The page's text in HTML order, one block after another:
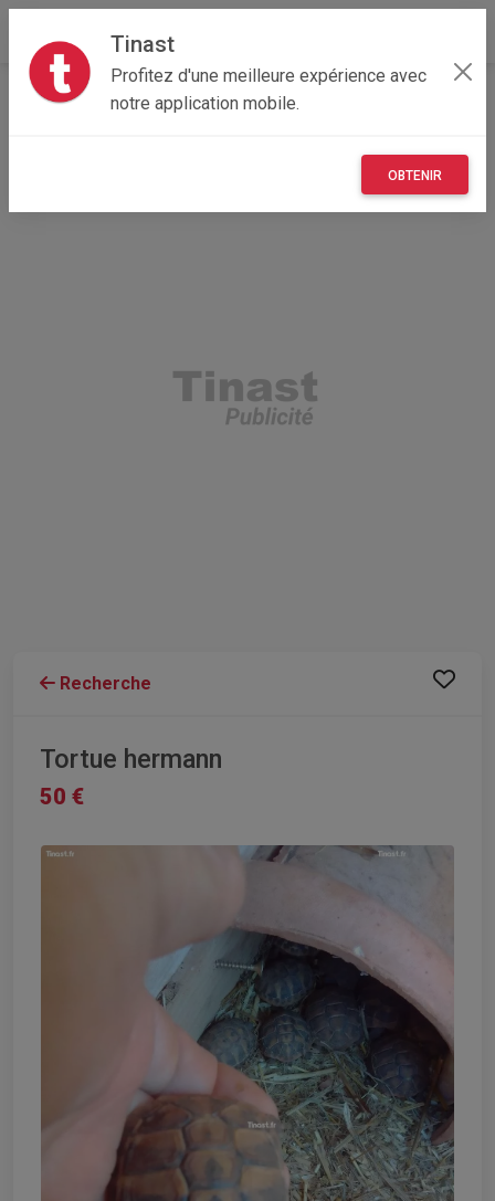
Tinast
Profitez d'une meilleure expérience avec
notre application mobile.
OBTENIR
Accueil Loisirs Occitanie
34 - Hérault
Recherche
Tortue hermann
50 €